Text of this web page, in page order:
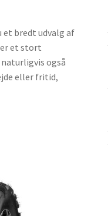
et bredt udvalg af
et stort
også
eller fritid,